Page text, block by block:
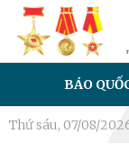
QUỐC PHÒNG
Thứ sáu, 07/08/
hài cốt liệt sĩ